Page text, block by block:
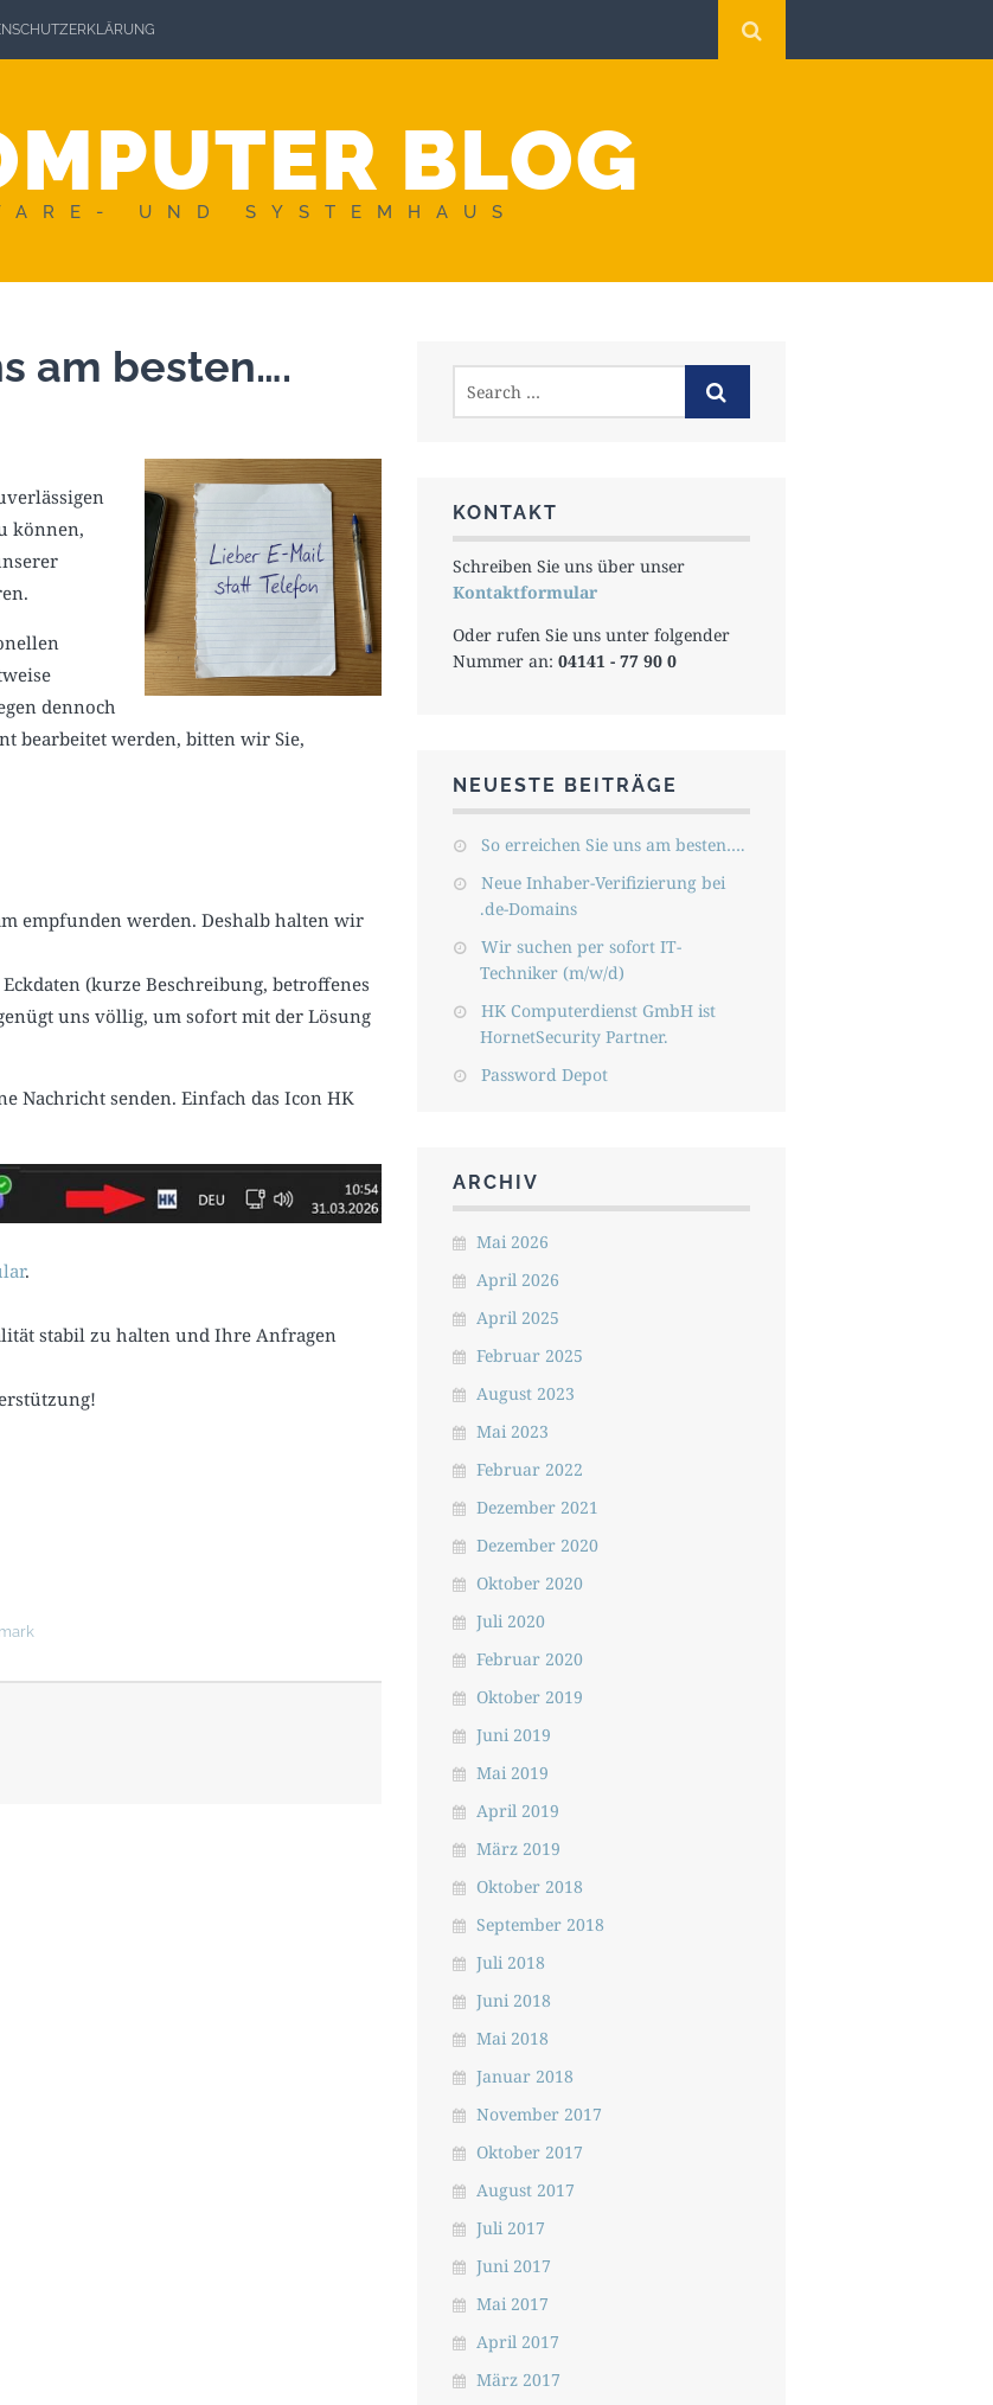
BLOG
UND SYSTEMHAUS
am besten….
können,
dennoch
bearbeitet werden, bitten wir Sie,
empfunden werden. Deshalb halten wir
(kurze Beschreibung, betroffenes
uns völlig, um sofort mit der Lösung
Nachricht senden. Einfach das Icon HK
.
stabil zu halten und Ihre Anfragen
KONTAKT
Schreiben Sie uns über unser
Kontaktformular
Oder rufen Sie uns unter folgender
Nummer an: 04141 - 77 90 0
NEUESTE BEITRÄGE
So erreichen Sie uns am besten….
Neue Inhaber-Verifizierung bei
.de-Domains
Wir suchen per sofort IT-
Techniker (m/w/d)
HK Computerdienst GmbH ist
HornetSecurity Partner.
Password Depot
ARCHIV
Mai 2026
April 2026
April 2025
Februar 2025
August 2023
Mai 2023
Februar 2022
Dezember 2021
Dezember 2020
Oktober 2020
Juli 2020
Februar 2020
Oktober 2019
Juni 2019
Mai 2019
April 2019
März 2019
Oktober 2018
September 2018
Juli 2018
Juni 2018
Mai 2018
Januar 2018
November 2017
Oktober 2017
August 2017
Juli 2017
Juni 2017
Mai 2017
April 2017
März 2017